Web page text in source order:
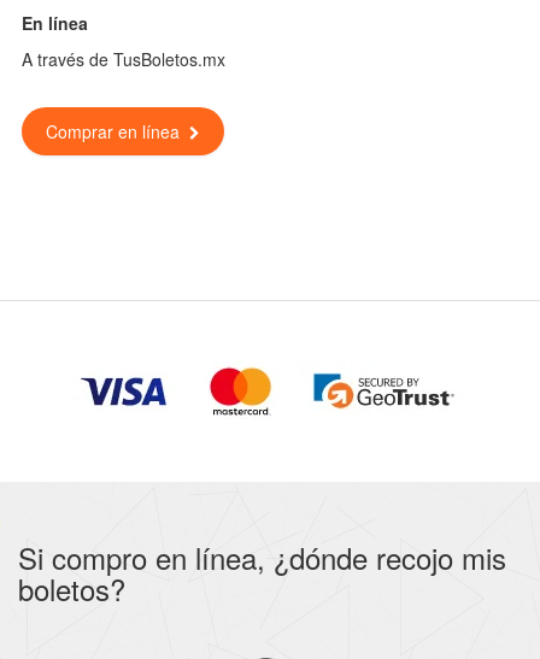
En línea
A través de TusBoletos.mx
Comprar en línea
Si compro en línea, ¿dónde recojo mis
boletos?